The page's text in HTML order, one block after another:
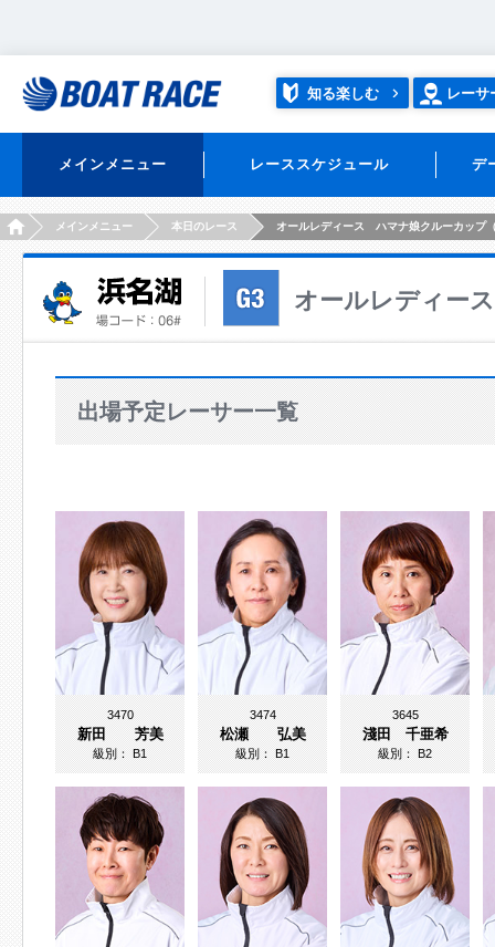
知る楽しむ レーサ
メインメニュー レーススケジュール デ
HOMEメインメニュー 本日のレース オールレディース ハマナ娘クルーカップ
オールレディー
出場予定レーサー一覧
3470
新田 芳美
級別：B1
3474
松瀬 弘美
級別：B1
3645
淺田 千亜希
級別：B2